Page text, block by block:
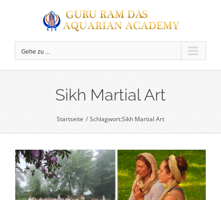
Gehe zu ...
Sikh Martial Art
Startseite Schlagwort:Sikh Martial Art